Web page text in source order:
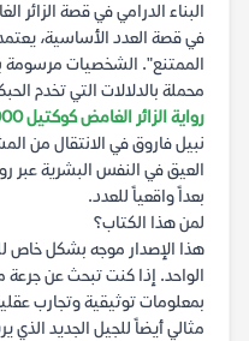
البناء الدرامي في قصة الزائر
في قصة العدد الأساسية،
الممتنع". الشخصيات مرسومة
محملة بالدلالات التي تخدم
رواية الزائر الغامض كوكتيل 2000 العدد 9 pdf
نبيل فاروق في الانتقال من
العيق في النفس البشرية عبر
بعداً واقعياً للعدد.
لمن هذا الكتاب؟
هذا الإصدار موجه بشكل خاص
الواحد. إذا كنت تبحث عن جرعة
بمعلومات توثيقية وتجارب
مثالي أيضاً للجيل الجديد الذي